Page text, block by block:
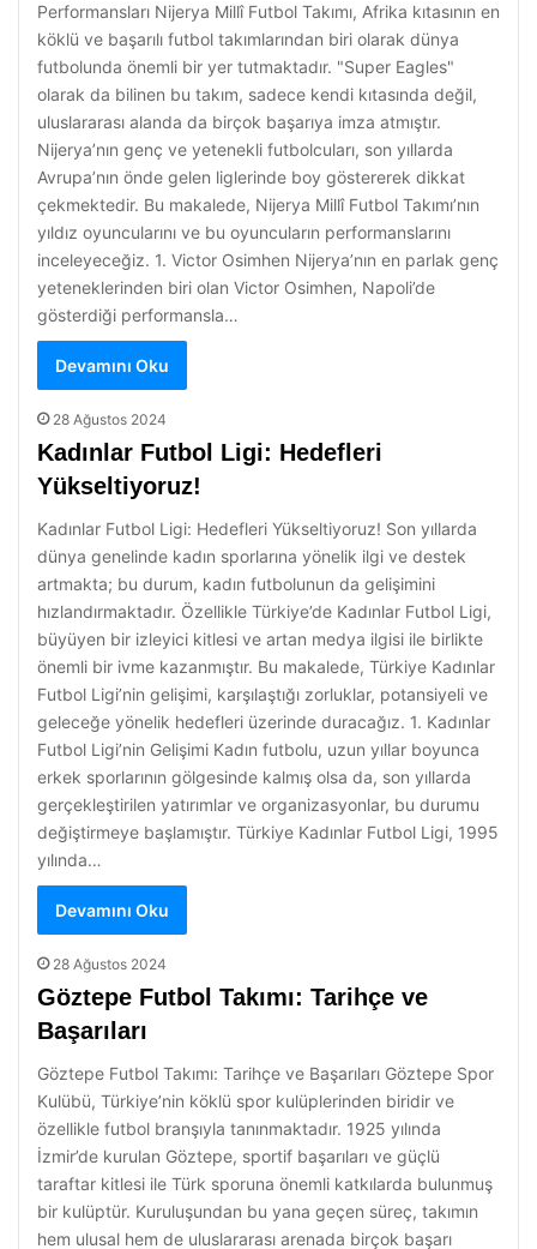
Performansları Nijerya Millî Futbol Takımı, Afrika kıtasının en
köklü ve başarılı futbol takımlarından biri olarak dünya
futbolunda önemli bir yer tutmaktadır. "Super Eagles"
olarak da bilinen bu takım, sadece kendi kıtasında değil,
uluslararası alanda da birçok başarıya imza atmıştır.
Nijerya’nın genç ve yetenekli futbolcuları, son yıllarda
Avrupa’nın önde gelen liglerinde boy göstererek dikkat
çekmektedir. Bu makalede, Nijerya Millî Futbol Takımı’nın
yıldız oyuncularını ve bu oyuncuların performanslarını
inceleyeceğiz. 1. Victor Osimhen Nijerya’nın en parlak genç
yeteneklerinden biri olan Victor Osimhen, Napoli’de
gösterdiği performansla…
Devamını Oku
28 Ağustos 2024
Kadınlar Futbol Ligi: Hedefleri
Yükseltiyoruz!
Kadınlar Futbol Ligi: Hedefleri Yükseltiyoruz! Son yıllarda
dünya genelinde kadın sporlarına yönelik ilgi ve destek
artmakta; bu durum, kadın futbolunun da gelişimini
hızlandırmaktadır. Özellikle Türkiye’de Kadınlar Futbol Ligi,
büyüyen bir izleyici kitlesi ve artan medya ilgisi ile birlikte
önemli bir ivme kazanmıştır. Bu makalede, Türkiye Kadınlar
Futbol Ligi’nin gelişimi, karşılaştığı zorluklar, potansiyeli ve
geleceğe yönelik hedefleri üzerinde duracağız. 1. Kadınlar
Futbol Ligi’nin Gelişimi Kadın futbolu, uzun yıllar boyunca
erkek sporlarının gölgesinde kalmış olsa da, son yıllarda
gerçekleştirilen yatırımlar ve organizasyonlar, bu durumu
değiştirmeye başlamıştır. Türkiye Kadınlar Futbol Ligi, 1995
yılında…
Devamını Oku
28 Ağustos 2024
Göztepe Futbol Takımı: Tarihçe ve
Başarıları
Göztepe Futbol Takımı: Tarihçe ve Başarıları Göztepe Spor
Kulübü, Türkiye’nin köklü spor kulüplerinden biridir ve
özellikle futbol branşıyla tanınmaktadır. 1925 yılında
İzmir’de kurulan Göztepe, sportif başarıları ve güçlü
taraftar kitlesi ile Türk sporuna önemli katkılarda bulunmuş
bir kulüptür. Kuruluşundan bu yana geçen süreç, takımın
hem ulusal hem de uluslararası arenada birçok başarı